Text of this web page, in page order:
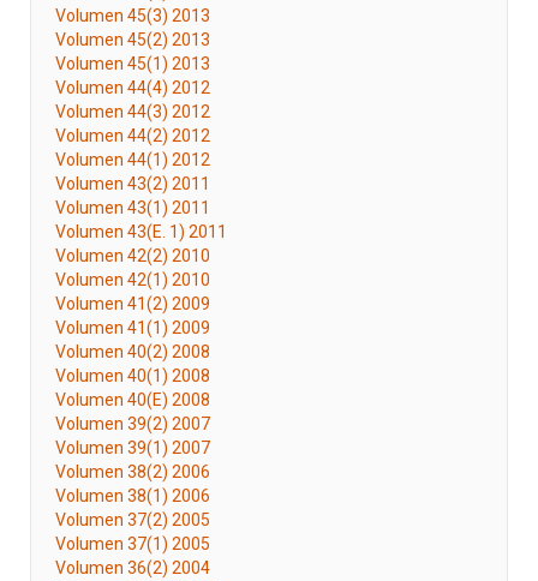
Volumen 45(3) 2013
Volumen 45(2) 2013
Volumen 45(1) 2013
Volumen 44(4) 2012
Volumen 44(3) 2012
Volumen 44(2) 2012
Volumen 44(1) 2012
Volumen 43(2) 2011
Volumen 43(1) 2011
Volumen 43(E. 1) 2011
Volumen 42(2) 2010
Volumen 42(1) 2010
Volumen 41(2) 2009
Volumen 41(1) 2009
Volumen 40(2) 2008
Volumen 40(1) 2008
Volumen 40(E) 2008
Volumen 39(2) 2007
Volumen 39(1) 2007
Volumen 38(2) 2006
Volumen 38(1) 2006
Volumen 37(2) 2005
Volumen 37(1) 2005
Volumen 36(2) 2004